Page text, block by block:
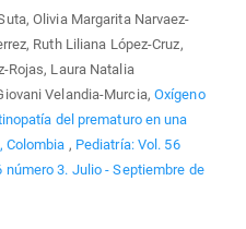
Olivia Margarita Narvaez-
Ruth Liliana López-Cruz,
Rojas, Laura Natalia
Velandia-Murcia, Oxígeno
del prematuro en una
Colombia , Pediatría: Vol. 56
número 3. Julio - Septiembre de